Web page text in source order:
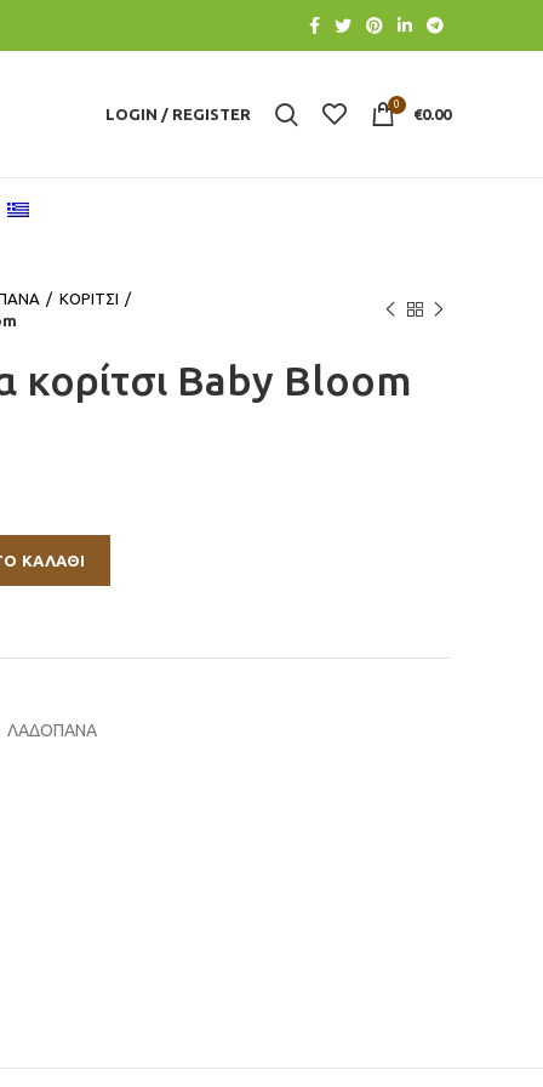
LOGIN / REGISTER
0
€0.00
ΚΟΡΙΤΣΙ
κορίτσι Baby Bloom
ΚΑΛΆΘΙ
ΛΑΔΟΠΑΝΑ